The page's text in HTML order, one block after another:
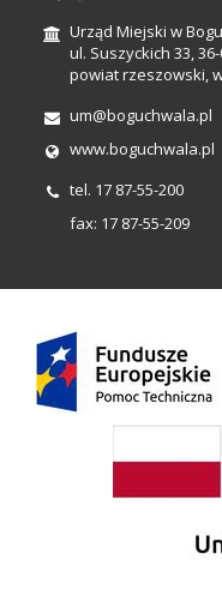
Urząd Miejski w
ul. Suszyckich 33,
powiat rzeszowski,
um@boguchwala.pl
www.boguchwala.pl
tel. 17 87-55-200
fax: 17 87-55-209